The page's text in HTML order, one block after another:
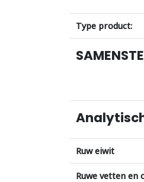
Type product:
Ruw eiwit
Ruwe vetten en